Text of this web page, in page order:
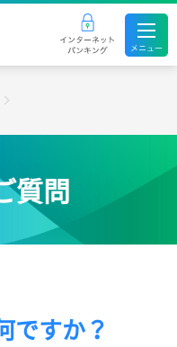
質問
ですか？